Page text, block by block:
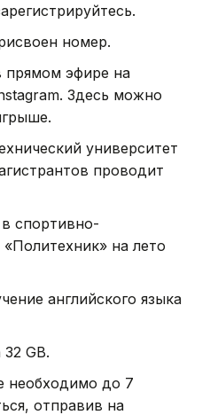
номер.
прямом эфире на
Здесь можно
университет
проводит
спортивно-
на лето
английского языка
GB.
необходимо до 7
отправив на